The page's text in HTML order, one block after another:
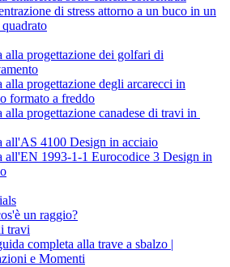
di stress attorno a un buco in un
alla progettazione dei golfari di
alla progettazione degli arcarecci in
formato a freddo
alla progettazione canadese di travi in
all'AS 4100 Design in acciaio
all'EN 1993-1-1 Eurocodice 3 Design in
un raggio?
travi
completa alla trave a sbalzo |
e Momenti